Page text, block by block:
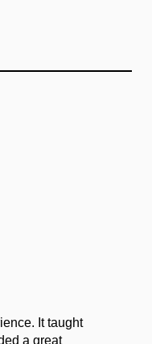
It taught
a great